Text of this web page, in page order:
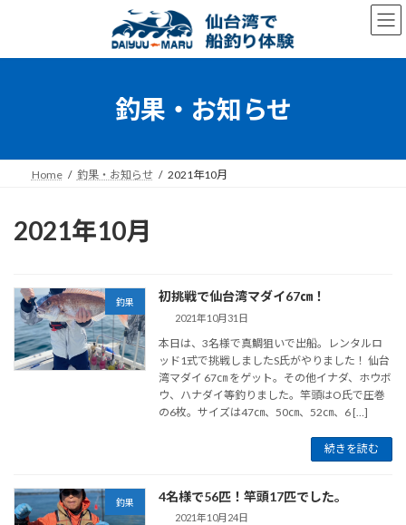
ン
ー
釣果・お知らせ
Home 釣果・お知らせ 2021年10月
2021年10月
釣果 初挑戦で仙台湾マダイ67㎝！
2021年10月31日
本日は、3名様で真鯛狙いで出船。レンタルロ
ッド1式で挑戦しましたS氏がやりました！ 仙台
湾マダイ 67㎝ をゲット。その他イナダ、ホウボ
ウ、ハナダイ等釣りました。竿頭はO氏で圧巻
の6枚。サイズは47㎝、50㎝、52㎝、6 […]
続きを読む
釣果 4名様で56匹！竿頭17匹でした。
2021年10月24日